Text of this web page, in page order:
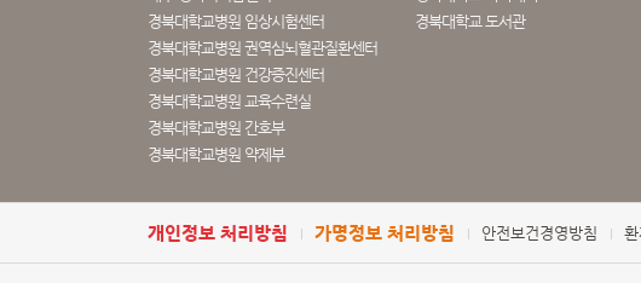
경북대학교병원 임상시험센터
경북대학교 도서관
경북대학교병원 권역심뇌혈관질환센터
경북대학교병원 건강증진센터
경북대학교병원 교육수련실
경북대학교병원 간호부
경북대학교병원 약제부
개인정보 처리방침 가명정보 처리방침 안전보건경영방침